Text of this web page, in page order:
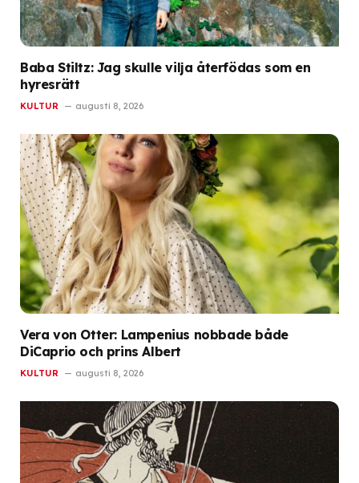
Baba Stiltz: Jag skulle vilja återfödas som en
hyresrätt
KULTUR augusti 8, 2026
Vera von Otter: Lampenius nobbade både
DiCaprio och prins Albert
KULTUR augusti 8, 2026